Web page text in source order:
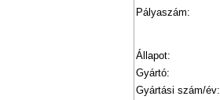
Pályaszám:
Állapot:
Gyártó:
Gyártási szám/év: